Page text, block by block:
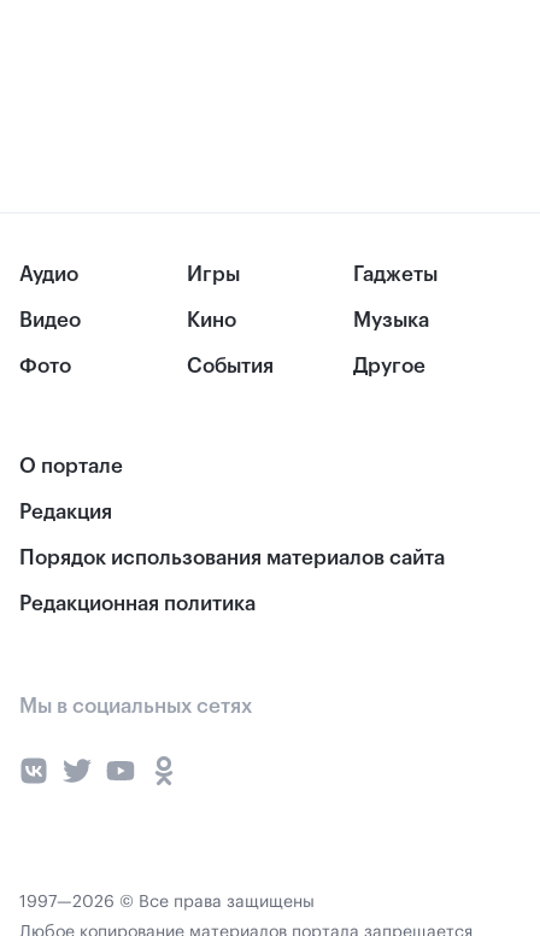
Аудио
Видео
Фото
Игры
Кино
События
Гаджеты
Музыка
Другое
О портале
Редакция
Порядок использования материалов сайта
Редакционная политика
Мы в социальных сетях
1997—2026 © Все права защищены
Любое копирование материалов портала запрещается